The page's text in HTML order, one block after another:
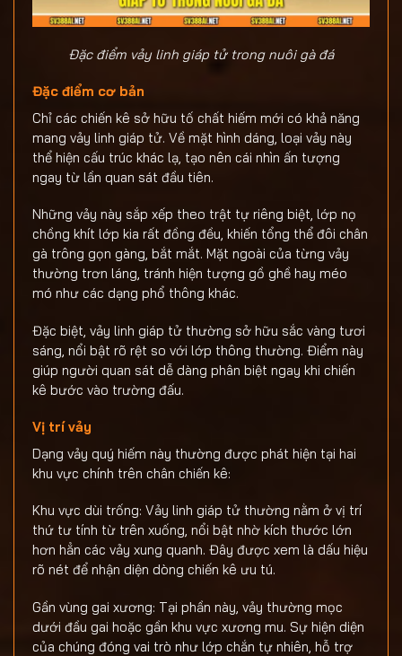
Đặc điểm vảy linh giáp tử trong nuôi gà đá
Đặc điểm cơ bản
Chỉ các chiến kê sở hữu tố chất hiếm mới có khả năng
mang vảy linh giáp tử. Về mặt hình dáng, loại vảy này
thể hiện cấu trúc khác lạ, tạo nên cái nhìn ấn tượng
ngay từ lần quan sát đầu tiên.
Những vảy này sắp xếp theo trật tự riêng biệt, lớp nọ
chồng khít lớp kia rất đồng đều, khiến tổng thể đôi chân
gà trông gọn gàng, bắt mắt. Mặt ngoài của từng vảy
thường trơn láng, tránh hiện tượng gồ ghề hay méo
mó như các dạng phổ thông khác.
Đặc biệt, vảy linh giáp tử thường sở hữu sắc vàng tươi
sáng, nổi bật rõ rệt so với lớp thông thường. Điểm này
giúp người quan sát dễ dàng phân biệt ngay khi chiến
kê bước vào trường đấu.
Vị trí vảy
Dạng vảy quý hiếm này thường được phát hiện tại hai
khu vực chính trên chân chiến kê:
Khu vực dùi trống: Vảy linh giáp tử thường nằm ở vị trí
thứ tư tính từ trên xuống, nổi bật nhờ kích thước lớn
hơn hẳn các vảy xung quanh. Đây được xem là dấu hiệu
rõ nét để nhận diện dòng chiến kê ưu tú.
Gần vùng gai xương: Tại phần này, vảy thường mọc
dưới đầu gai hoặc gần khu vực xương mu. Sự hiện diện
của chúng đóng vai trò như lớp chắn tự nhiên, hỗ trợ